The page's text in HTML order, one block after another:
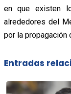
en que existen
alrededores del
por la propagación
Entradas